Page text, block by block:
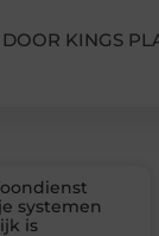
KINGS
systemen
is